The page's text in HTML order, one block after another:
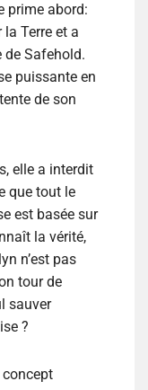
prime abord:
Terre et a
de Safehold.
puissante en
de son
elle a interdit
que tout le
est basée sur
la vérité,
n’est pas
tour de
sauver
?